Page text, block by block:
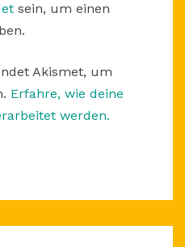
sein, um einen
Akismet, um
Erfahre, wie deine
werden.